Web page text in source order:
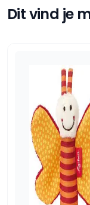
TagsGratis afhalen in
Dit vind je